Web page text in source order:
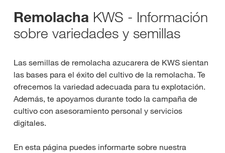
Remolacha KWS - Información
sobre variedades y semillas
Las semillas de remolacha azucarera de KWS sientan
las bases para el éxito del cultivo de la remolacha. Te
ofrecemos la variedad adecuada para tu explotación.
Además, te apoyamos durante todo la campaña de
cultivo con asesoramiento personal y servicios
digitales.
En esta página puedes informarte sobre nuestra